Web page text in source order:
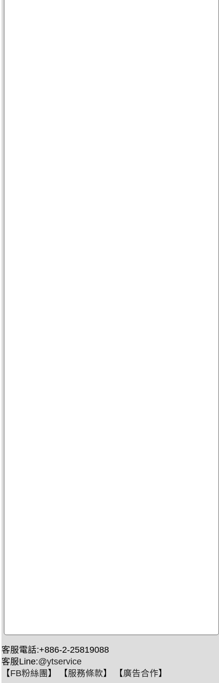
客服電話:+886-2-25819088
客服Line:@ytservice
【FB粉絲團 】 【服務條款】 【廣告合作】